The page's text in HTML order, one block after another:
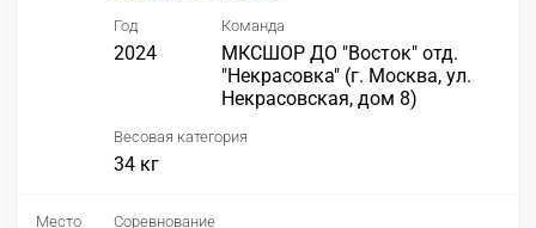
Год
2024
Команда
МКСШОР ДО "Восток" отд.
"Некрасовка" (г. Москва, ул.
Некрасовская, дом 8)
Весовая категория
34 кг
Место Соревнование